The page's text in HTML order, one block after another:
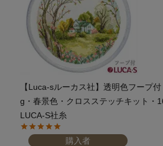
【Luca-sルーカス社】透明色フープ
g・春景色・クロスステッチキット・
LUCA-S社糸
購入者